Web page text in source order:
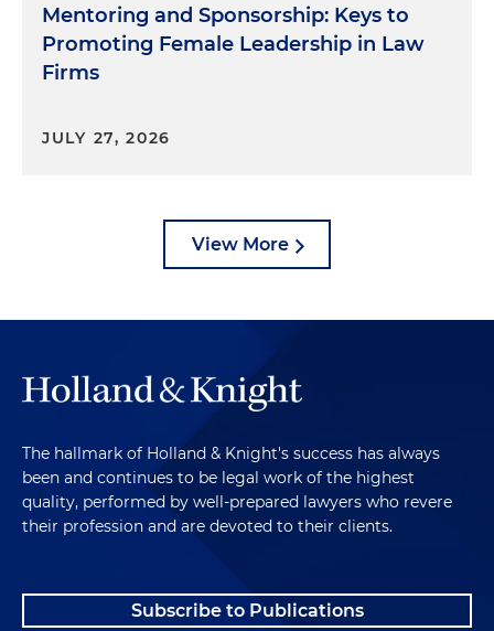
Mentoring and Sponsorship: Keys to
Promoting Female Leadership in Law
Firms
JULY 27, 2026
View More
The hallmark of Holland & Knight's success has always
been and continues to be legal work of the highest
quality, performed by well-prepared lawyers who revere
their profession and are devoted to their clients.
Subscribe to Publications